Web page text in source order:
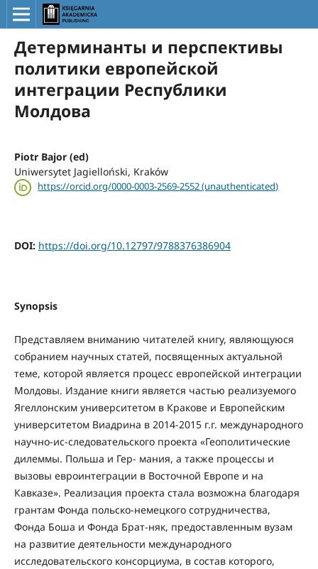
Детерминанты и перспективы
политики европейской
интеграции Республики
Молдова
Piotr Bajor (ed)
Uniwersytet Jagielloński, Kraków
https://orcid.org/0000-0003-2569-2552 (unauthenticated)
DOI: https://doi.org/10.12797/9788376386904
Synopsis
Представляем вниманию читателей книгу, являющуюся
собранием научных статей, посвященных актуальной
теме, которой является процесс европейской интеграции
Молдовы. Издание книги является частью реализуемого
Ягеллонским университетом в Кракове и Европейским
университетом Виадрина в 2014-2015 г.г. международного
научно-ис-следовательского проекта «Геополитические
дилеммы. Польша и Гер- мания, а также процессы и
вызовы евроинтеграции в Восточной Европе и на
Кавказе». Реализация проекта стала возможна благодаря
грантам Фонда польско-немецкого сотрудничества,
Фонда Боша и Фонда Брат-няк, предоставленным вузам
на развитие деятельности международного
исследовательского консорциума, в состав которого,